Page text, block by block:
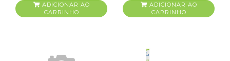
ADICIONAR AO
CARRINHO
ADICIONAR AO
CARRINHO